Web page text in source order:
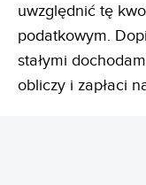
uwzględnić tę
podatkowym.
stałymi
obliczy i zapłaci